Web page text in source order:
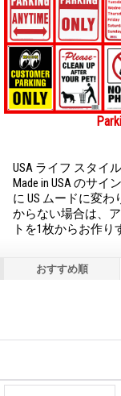
USA ライフ スタイ
Made in USA のサ
に US ムードに変
からない場合は、
トを1枚からお作り
おすすめ順